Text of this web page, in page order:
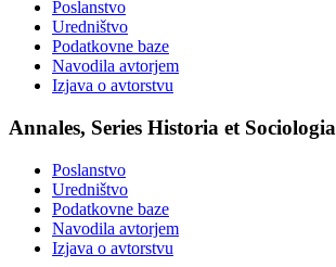
Poslanstvo
Uredništvo
Podatkovne baze
Navodila avtorjem
Izjava o avtorstvu
Annales, Series Historia et Sociologia
Poslanstvo
Uredništvo
Podatkovne baze
Navodila avtorjem
Izjava o avtorstvu